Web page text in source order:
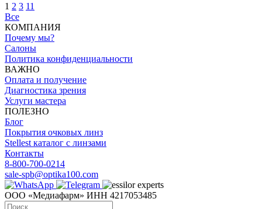
1 2 3 11
Все
КОМПАНИЯ
Почему мы?
Салоны
Политика конфиденциальности
ВАЖНО
Оплата и получение
Диагностика зрения
Услуги мастера
ПОЛЕЗНО
Блог
Покрытия очковых линз
Stellest каталог с линзами
Контакты
8-800-700-0214
sale-spb@optika100.com
ООО «Медиафарм» ИНН 4217053485